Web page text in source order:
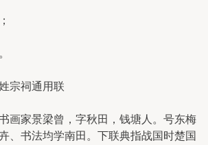
祠通用联
家景梁曾，字秋田，钱塘人。号东梅
、书法均学南田。下联典指战国时楚国